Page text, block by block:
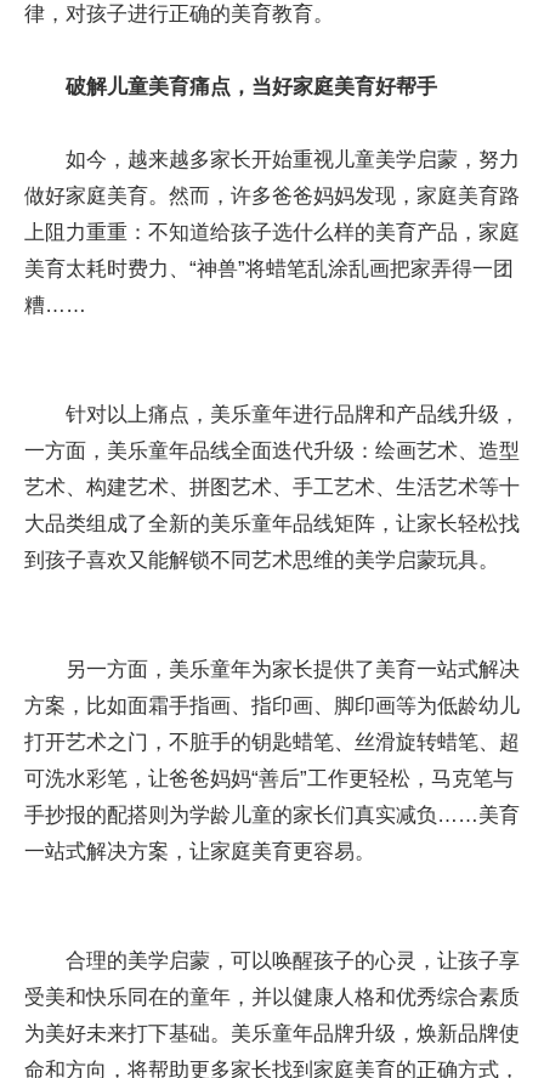
律，对孩子进行正确的美育教育。
破解儿童美育痛点，当好家庭美育好帮手
如今，越来越多家长开始重视儿童美学启蒙，努力
做好家庭美育。然而，许多爸爸妈妈发现，家庭美育路
上阻力重重：不知道给孩子选什么样的美育产品，家庭
美育太耗时费力、“神兽”将蜡笔乱涂乱画把家弄得一团
糟……
针对以上痛点，美乐童年进行品牌和产品线升级，
一方面，美乐童年品线全面迭代升级：绘画艺术、造型
艺术、构建艺术、拼图艺术、手工艺术、生活艺术等十
大品类组成了全新的美乐童年品线矩阵，让家长轻松找
到孩子喜欢又能解锁不同艺术思维的美学启蒙玩具。
另一方面，美乐童年为家长提供了美育一站式解决
方案，比如面霜手指画、指印画、脚印画等为低龄幼儿
打开艺术之门，不脏手的钥匙蜡笔、丝滑旋转蜡笔、超
可洗水彩笔，让爸爸妈妈“善后”工作更轻松，马克笔与
手抄报的配搭则为学龄儿童的家长们真实减负……美育
一站式解决方案，让家庭美育更容易。
合理的美学启蒙，可以唤醒孩子的心灵，让孩子享
受美和快乐同在的童年，并以健康人格和优秀综合素质
为美好未来打下基础。美乐童年品牌升级，焕新品牌使
命和方向，将帮助更多家长找到家庭美育的正确方式，